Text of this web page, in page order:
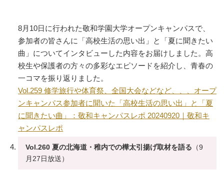
8月10日に行われた敬和学園大学オープンキャンパスで、
参加者の皆さんに「高校生活の思い出」と「夏に聞きたい
曲」についてインタビューした内容をお届けしました。高
校生や保護者の方々の多彩なエピソードを紹介し、青春の
一コマを振り返りました。
Vol.259 修学旅行や体育祭、全国大会などなど、、、オープ
ンキャンパス参加者に聞いた「高校生活の思い出」と「夏
に聞きたい曲」：敬和キャンパスレポ 20240920｜敬和キ
ャンパスレポ
Vol.260 夏の北海道・稚内での樺太引揚げ取材を語る （9
月27日放送）